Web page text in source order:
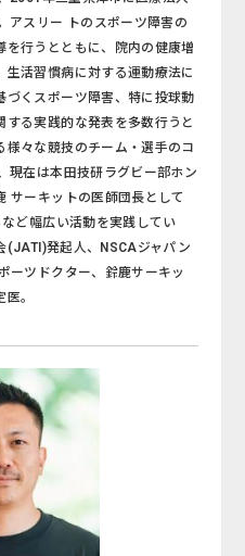
アスリー トのスポーツ障害の
行うとともに、院内の健康増
活習慣病に対する運動療法に
づくスポーツ障害、特に投球動
る実践的な発表を多数行うと
様々な競技のチーム・選手のコ
現在は本田技研ラグビー部ホン
サーキットの医師団長として
ど幅広い活動を実践してい
(JATI)発起人、NSCAジャパン
ーツドクター、鈴鹿サーキッ
。